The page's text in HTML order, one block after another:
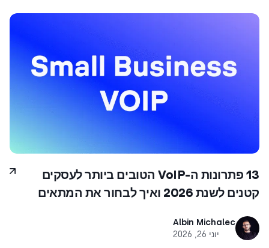
13 פתרונות ה-VoIP הטובים ביותר לעסקים
קטנים לשנת 2026 ואיך לבחור את המתאים
Albin Michalec
יוני 26, 2026